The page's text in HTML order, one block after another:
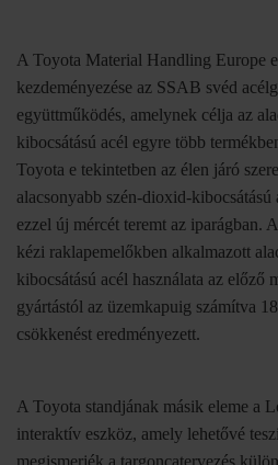
A Toyota Material Handling Europe
kezdeményezése az SSAB svéd
együttműködés, amelynek célja az
kibocsátású acél egyre több
Toyota e tekintetben az élen járó
alacsonyabb szén-dioxid-kibocsátású
ezzel új mércét teremt az
kézi raklapemelőkben alkalmazott
kibocsátású acél használata az előző
gyártástól az üzemkapuig számítva
csökkenést eredményezett.
A Toyota standjának másik eleme a
interaktív eszköz, amely lehetővé